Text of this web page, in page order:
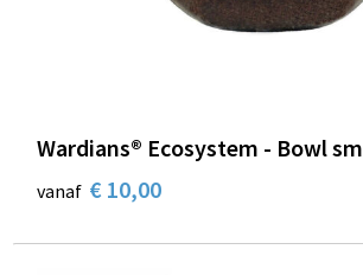
Wardians® Ecosystem - Bowl
vanaf € 10,00